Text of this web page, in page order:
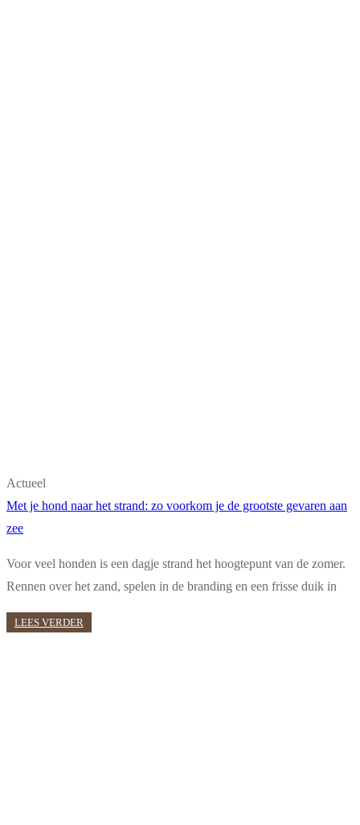
Actueel
Met je hond naar het strand: zo voorkom je de grootste gevaren aan
zee
Voor veel honden is een dagje strand het hoogtepunt van de zomer.
Rennen over het zand, spelen in de branding en een frisse duik in
LEES VERDER